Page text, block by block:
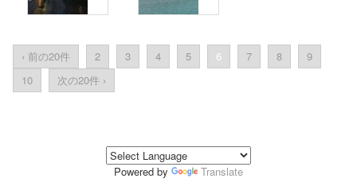
‹ 前の20件 2 3 4 5 6 7 8
9
10
次の20件 ›
Powered by Translate